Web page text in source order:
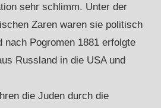
sehr schlimm. Unter der
Zaren waren sie politisch
nach Pogromen 1881 erfolgte
Russland in die USA und
die Juden durch die